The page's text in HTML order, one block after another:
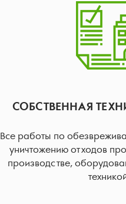
СОБСТВЕННАЯ
Все работы по
уничтожению отходов
производстве,